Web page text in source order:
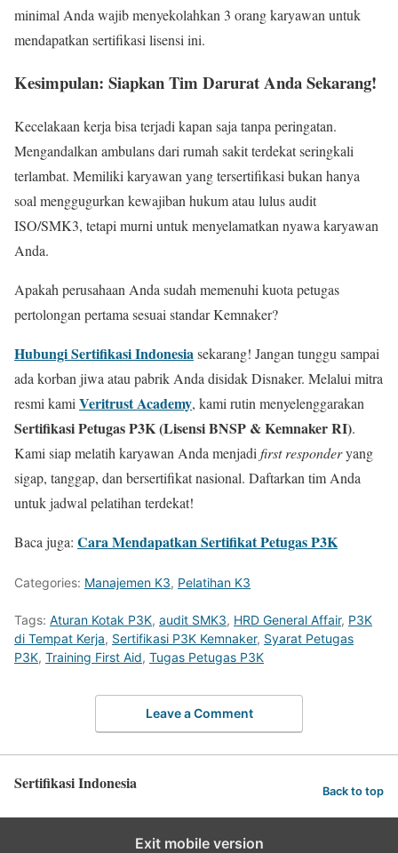
minimal Anda wajib menyekolahkan 3 orang karyawan untuk
mendapatkan sertifikasi lisensi ini.
Kesimpulan: Siapkan Tim Darurat Anda Sekarang!
Kecelakaan kerja bisa terjadi kapan saja tanpa peringatan.
Mengandalkan ambulans dari rumah sakit terdekat seringkali
terlambat. Memiliki karyawan yang tersertifikasi bukan hanya
soal menggugurkan kewajiban hukum atau lulus audit
ISO/SMK3, tetapi murni untuk menyelamatkan nyawa karyawan
Anda.
Apakah perusahaan Anda sudah memenuhi kuota petugas
pertolongan pertama sesuai standar Kemnaker?
Hubungi Sertifikasi Indonesiasekarang! Jangan tunggu sampai
ada korban jiwa atau pabrik Anda disidak Disnaker. Melalui mitra
resmi kami Veritrust Academy, kami rutin menyelenggarakan
Sertifikasi Petugas P3K (Lisensi BNSP & Kemnaker RI).
Kami siap melatih karyawan Anda menjadi first responderyang
sigap, tanggap, dan bersertifikat nasional. Daftarkan tim Anda
untuk jadwal pelatihan terdekat!
Baca juga: Cara Mendapatkan Sertifikat Petugas P3K
Categories: Manajemen K3, Pelatihan K3
Tags: Aturan Kotak P3K, audit SMK3, HRD General Affair, P3K
di Tempat Kerja, Sertifikasi P3K Kemnaker, Syarat Petugas
P3K, Training First Aid, Tugas Petugas P3K
Leave a Comment
Sertifikasi Indonesia Back to top
Exit mobile version